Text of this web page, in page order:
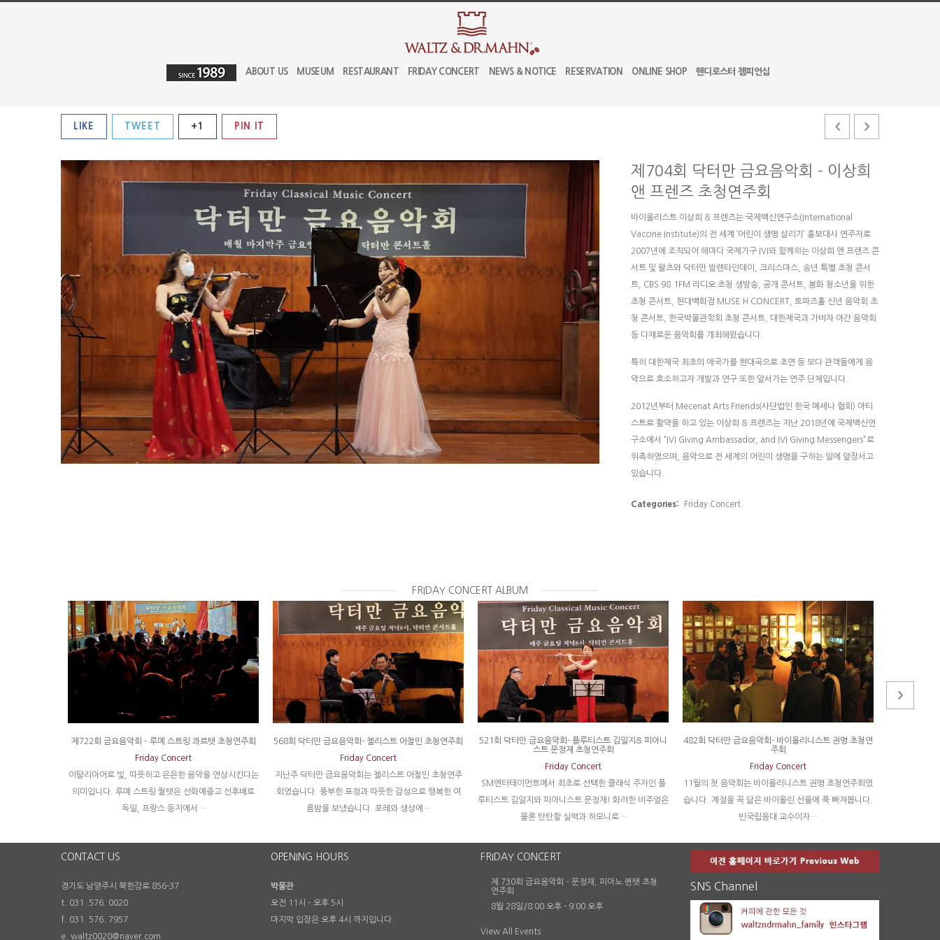
ABOUT US MUSEUM RESTAURANT FRIDAY CONCERT NEWS & NOTICE RESERVATION ONLINE SHOP 핸디로스터 챔피언십
LIKE TWEET +1 PIN IT
제704회 닥터만 금요음악회 – 이상희
앤 프렌즈 초청연주회
바이올리스트 이상희 & 프렌즈는 국제백신연구소(International
Vaccine Institute)의 전 세계 ‘어린이 생명 살리기’ 홍보대사 연주자로
2007년에 조직되어 해마다 국제기구 IVI와 함께하는 이상희 앤 프랜즈 콘
서트 및 왈츠와 닥터만 발렌타인데이, 크리스마스, 송년 특별 초청 콘서
트, CBS 98.1FM 라디오 초청 생방송, 공개 콘서트, 봉화 청소년을 위한
초청 콘서트, 현대백화점 MUSE H CONCERT, 토파즈홀 신년 음악회 초
청 콘서트, 한국박물관학회 초청 콘서트, 대한제국과 가비차 야간 음악회
등 다채로운 음악회를 개최해왔습니다.
특히 대한제국 최초의 애국가를 현대곡으로 초연 등 보다 관객들에게 음
악으로 호소하고자 개발과 연구 또한 앞서가는 연주 단체입니다.
2012년부터 Mecenat Arts Friends(사단법인 한국 메세나 협회) 아티
스트로 활약을 하고 있는 이상희 & 프랜즈는 지난 2018년에 국제백신연
구소에서 “IVI Giving Ambassador, and IVI Giving Messengers”로
위촉하였으며, 음악으로 전 세계의 어린이 생명을 구하는 일에 앞장서고
있습니다.
Categories: Friday Concert
FRIDAY CONCERT ALBUM
제722회 금요음악회 – 루메 스트링 콰르텟 초청연주회
Friday Concert
이탈리아어로 빛, 따뜻하고 은은한 음악을 연상시킨다는
의미입니다. 루메 스트링 퀄텟은 선화예중고 선후배로
독일, 프랑스 등지에서…
568회 닥터만 금요음악회- 첼리스트 어철민 초청연주회
Friday Concert
지난주 닥터만 금요음악회는 첼리스트 어철민 초청연주
회였습니다. 풍부한 표정과 따뜻한 감성으로 행복한 여
름밤을 보냈습니다. 포레와 생상에…
521회 닥터만 금요음악회- 플루티스트 김일지& 피아니
스트 문정재 초청연주회
Friday Concert
SM엔터테이먼트에서 최초로 선택한 클래식 주자인 플
루티스트 김일지와 피아니스트 문정재! 화려한 비주얼은
물론 탄탄할 실력과 하모니로…
482회 닥터만 금요음악회- 바이올리니스트 권명 초청연
주회
Friday Concert
11월의 첫 음악회는 바이올리니스트 권명 초청연주회였
습니다. 계절을 꼭 닮은 바이올린 선율에 푹 빠져봅니다.
빈국립음대 교수이자…
CONTACT US
경기도 남양주시 북한강로 856-37
t. 031. 576. 0020
f. 031. 576. 7957
e. waltz0020@naver.com
OPENING HOURS
박물관
오전 11시 – 오후 5시
마지막 입장은 오후 4시 까지입니다.
FRIDAY CONCERT
제 730회 금요음악회 – 문정재, 피아노 퀸텟 초청
연주회
8월 28일/8:00 오후 - 9:00 오후
View All Events
SNS Channel